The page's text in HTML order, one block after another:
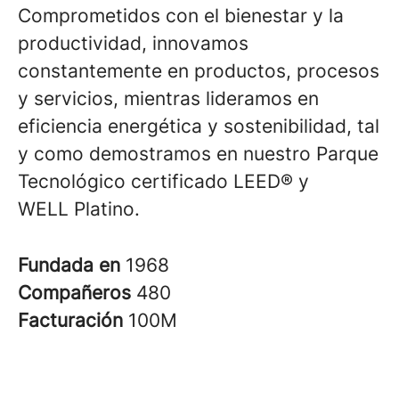
Comprometidos con el bienestar y la
productividad, innovamos
constantemente en productos, procesos
y servicios, mientras lideramos en
eficiencia energética y sostenibilidad, tal
y como demostramos en nuestro Parque
Tecnológico certificado LEED® y
WELL Platino.
Fundada en 1968
Compañeros 480
Facturación 100M